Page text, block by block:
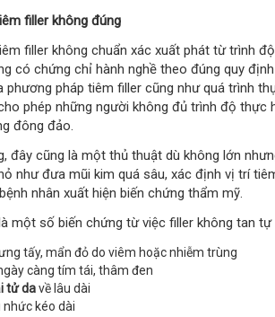
filler không đúng
filler không chuẩn xác xuất phát từ trình
có chứng chỉ hành nghề theo đúng quy
phương pháp tiêm filler cũng như quá trình
phép những người không đủ trình độ thực
đông đảo.
đây cũng là một thủ thuật dù không lớn
như đưa mũi kim quá sâu, xác định vị trí
nhân xuất hiện biến chứng thẩm mỹ.
một số biến chứng từ việc filler không tan tự
tấy, mẩn đỏ do viêm hoặc nhiễm trùng
càng tím tái, thâm đen
tử davề lâu dài
nhức kéo dài